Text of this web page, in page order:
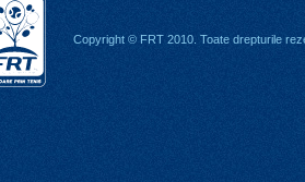
Copyright © FRT 2010. Toate drepturile